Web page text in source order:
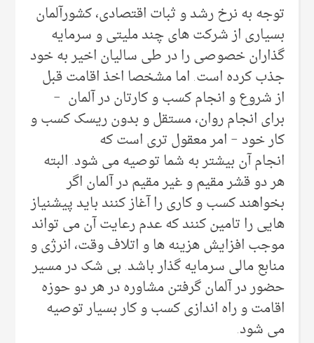
توجه به نرخ رشد و ثبات اقتصادی، کشورآلمان
بسیاری از شرکت های چند ملیتی و سرمایه
گذاران خصوصی را در طی سالیان اخیر به خود
جذب کرده است. اما مشخصا اخذ اقامت قبل
از شروع و انجام کسب و کارتان در آلمان –
برای انجام روان، مستقل و بدون ریسک کسب و
کار خود – امر معقول تری است که
انجام آن بیشتر به شما توصیه می شود. البته
هر دو قشر مقیم و غیر مقیم در آلمان اگر
بخواهند کسب و کاری را آغاز کنند باید پیشنیاز
هایی را تامین کنند که عدم رعایت آن می تواند
موجب افزایش هزینه ها و اتلاف وقت، انرژی و
منابع مالی سرمایه گذار باشد. بی شک در مسیر
حضور در آلمان گرفتن مشاوره در هر دو حوزه
اقامت و راه اندازی کسب و کار بسیار توصیه
می شود.